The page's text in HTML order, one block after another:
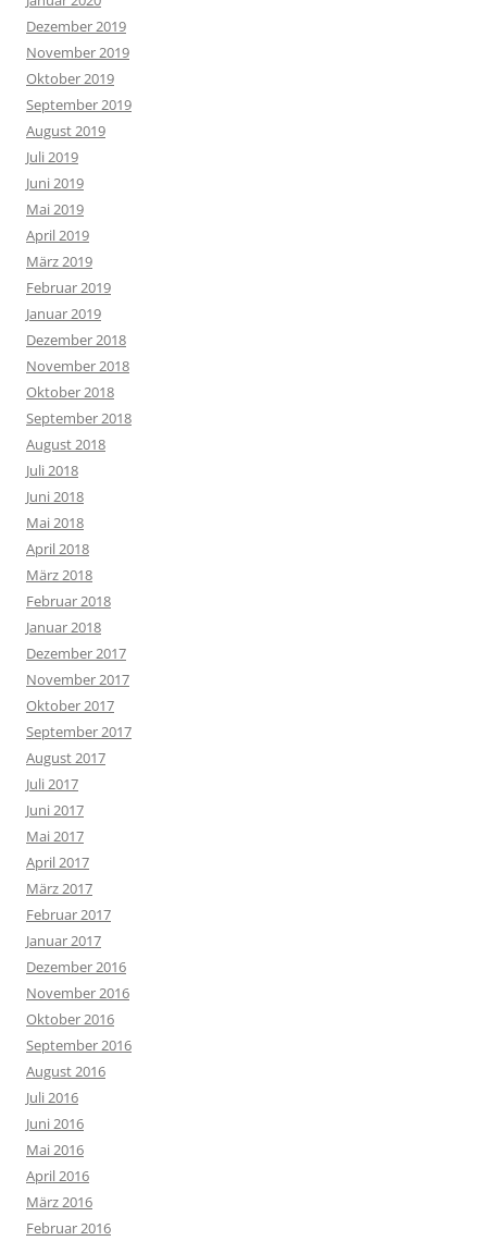
Dezember 2019
November 2019
Oktober 2019
September 2019
August 2019
Juli 2019
Juni 2019
Mai 2019
April 2019
März 2019
Februar 2019
Januar 2019
Dezember 2018
November 2018
Oktober 2018
September 2018
August 2018
Juli 2018
Juni 2018
Mai 2018
April 2018
März 2018
Februar 2018
Januar 2018
Dezember 2017
November 2017
Oktober 2017
September 2017
August 2017
Juli 2017
Juni 2017
Mai 2017
April 2017
März 2017
Februar 2017
Januar 2017
Dezember 2016
November 2016
Oktober 2016
September 2016
August 2016
Juli 2016
Juni 2016
Mai 2016
April 2016
März 2016
Februar 2016